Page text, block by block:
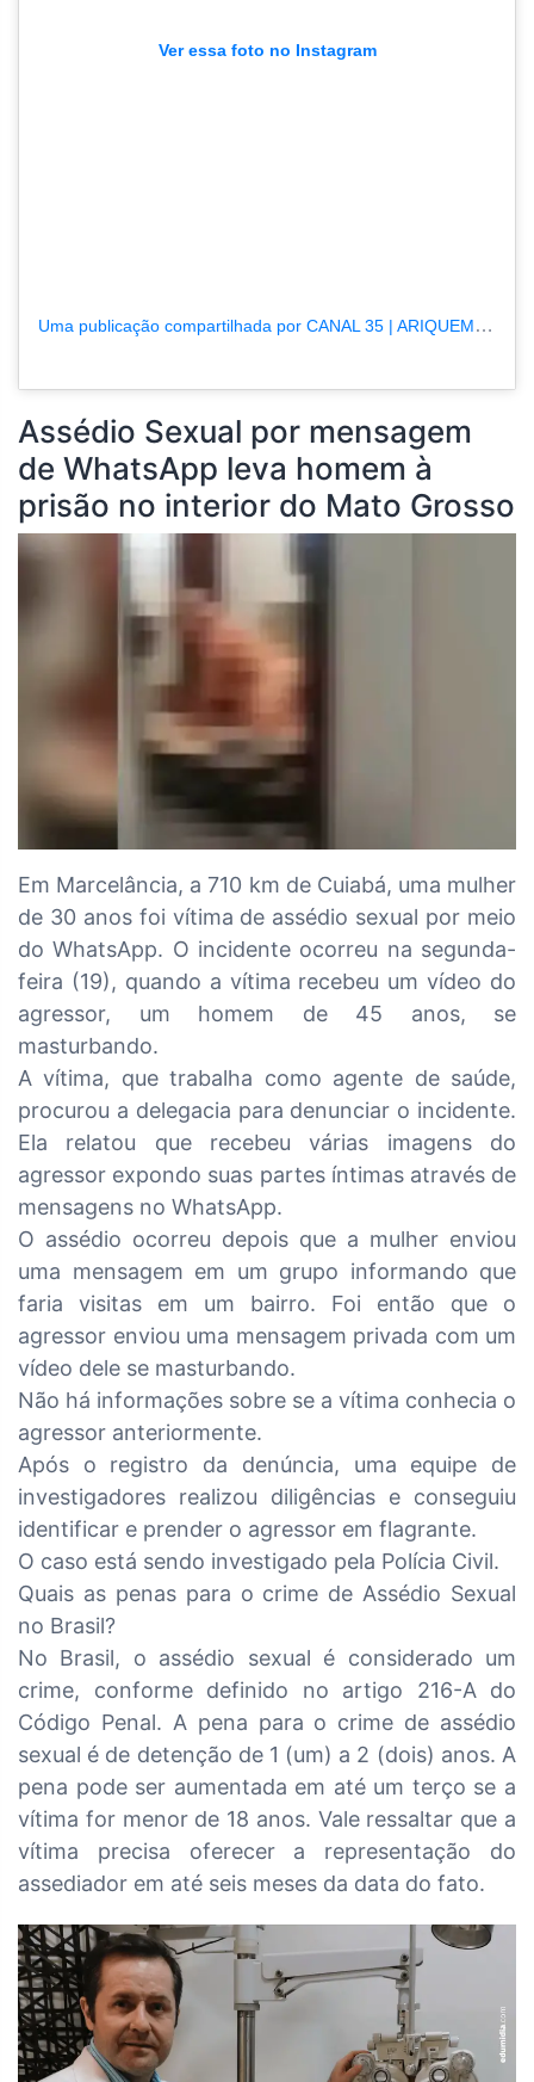
Ver essa foto no Instagram
Uma publicação compartilhada por CANAL 35 | ARIQUEMES190.COM.BR (@tvpcanal35)
Assédio Sexual por mensagem
de WhatsApp leva homem à
prisão no interior do Mato Grosso
Em Marcelância, a 710 km de Cuiabá, uma mulher
de 30 anos foi vítima de assédio sexual por meio
do WhatsApp. O incidente ocorreu na segunda-
feira (19), quando a vítima recebeu um vídeo do
agressor, um homem de 45 anos, se
masturbando.
A vítima, que trabalha como agente de saúde,
procurou a delegacia para denunciar o incidente.
Ela relatou que recebeu várias imagens do
agressor expondo suas partes íntimas através de
mensagens no WhatsApp.
O assédio ocorreu depois que a mulher enviou
uma mensagem em um grupo informando que
faria visitas em um bairro. Foi então que o
agressor enviou uma mensagem privada com um
vídeo dele se masturbando.
Não há informações sobre se a vítima conhecia o
agressor anteriormente.
Após o registro da denúncia, uma equipe de
investigadores realizou diligências e conseguiu
identificar e prender o agressor em flagrante.
O caso está sendo investigado pela Polícia Civil.
Quais as penas para o crime de Assédio Sexual
no Brasil?
No Brasil, o assédio sexual é considerado um
crime, conforme definido no artigo 216-A do
Código Penal. A pena para o crime de assédio
sexual é de detenção de 1 (um) a 2 (dois) anos. A
pena pode ser aumentada em até um terço se a
vítima for menor de 18 anos. Vale ressaltar que a
vítima precisa oferecer a representação do
assediador em até seis meses da data do fato.